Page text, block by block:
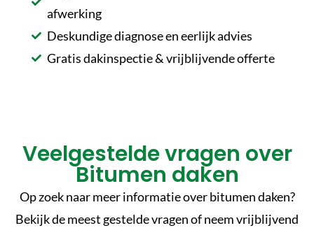
afwerking
Deskundige diagnose en eerlijk advies
Gratis dakinspectie & vrijblijvende offerte
Veelgestelde vragen over
Bitumen daken
Op zoek naar meer informatie over bitumen daken?
Bekijk de meest gestelde vragen of neem vrijblijvend